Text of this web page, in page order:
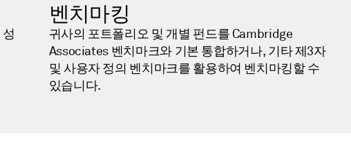
벤치마킹
귀사의 포트폴리오 및 개별 펀드를 Cambridge
Associates 벤치마크와 기본 통합하거나, 기타 제3자
및 사용자 정의 벤치마크를 활용하여 벤치마킹할 수
있습니다.